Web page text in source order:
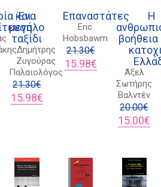
και
Ένα
μεγάλο
ταξίδι
Δημήτρης
Ζυγούρας
Παλαιολόγος
21.30€
Original
price
15.98€Η
τρέχουσα
Επαναστάτες
Eric
Hobsbawm
21.30€
Original
price
15.98€Η
τρέχουσα
15.98€.
Η
Άξελ
Σωτήρης
Βαλντέν
20.00€
Original
price
15.00€